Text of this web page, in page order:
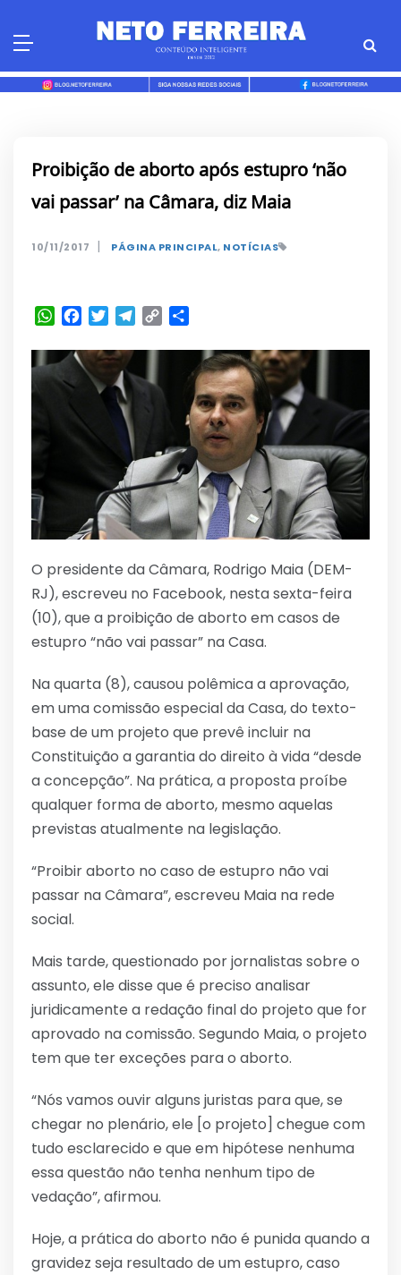
Proibição de aborto após estupro ‘não
vai passar’ na Câmara, diz Maia
10/11/2017 | PÁGINA PRINCIPAL, NOTÍCIAS
WhatsApp
Facebook
TwitterTelegram
Copy
O presidente da Câmara, Rodrigo Maia (DEM-
RJ), escreveu no Facebook, nesta sexta-feira
(10), que a proibição de aborto em casos de
estupro “não vai passar” na Casa.
Na quarta (8), causou polêmica a aprovação,
em uma comissão especial da Casa, do texto-
base de um projeto que prevê incluir na
Constituição a garantia do direito à vida “desde
a concepção”. Na prática, a proposta proíbe
qualquer forma de aborto, mesmo aquelas
previstas atualmente na legislação.
“Proibir aborto no caso de estupro não vai
passar na Câmara”, escreveu Maia na rede
social.
Mais tarde, questionado por jornalistas sobre o
assunto, ele disse que é preciso analisar
juridicamente a redação final do projeto que for
aprovado na comissão. Segundo Maia, o projeto
tem que ter exceções para o aborto.
“Nós vamos ouvir alguns juristas para que, se
chegar no plenário, ele [o projeto] chegue com
tudo esclarecido e que em hipótese nenhuma
essa questão não tenha nenhum tipo de
vedação”, afirmou.
Hoje, a prática do aborto não é punida quando a
gravidez seja resultado de um estupro, caso